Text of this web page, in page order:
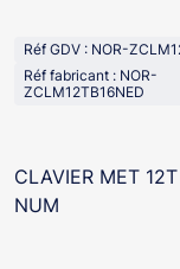
Réf GDV : NOR-
Réf fabricant : NOR-
ZCLM12TB16NED
CLAVIER MET
NUM